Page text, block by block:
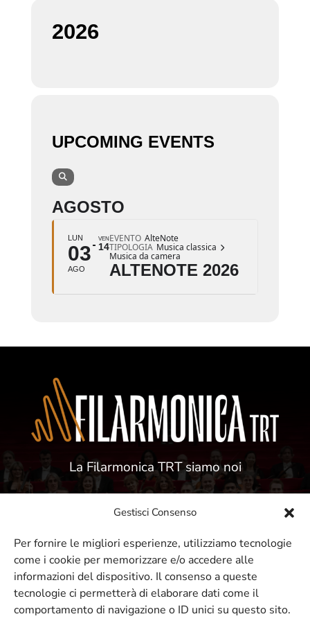
Gestisci Consenso
Per fornire le migliori esperienze, utilizziamo tecnologie
come i cookie per memorizzare e/o accedere alle
informazioni del dispositivo. Il consenso a queste
tecnologie ci permetterà di elaborare dati come il
comportamento di navigazione o ID unici su questo sito.
2026
UPCOMING EVENTS
AGOSTO
LUN
03
AGO
VEN
14
EVENTO AlteNote
TIPOLOGIA Musica classica
Musica da camera
ALTENOTE 2026
La Filarmonica TRT siamo noi
ISCRIVITI ALLA NOSTRA NEWSLETTER